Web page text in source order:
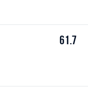
61.7